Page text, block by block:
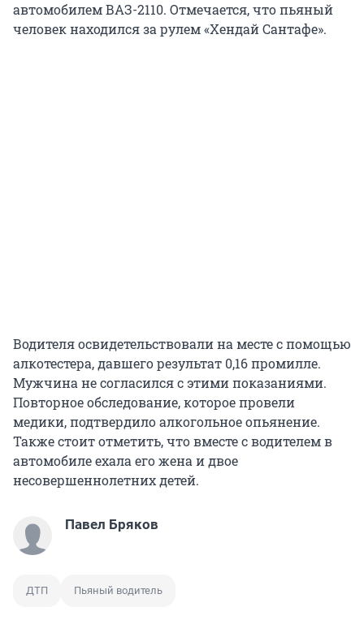
автомобилем ВАЗ-2110. Отмечается, что пьяный
человек находился за рулем «Хендай Сантафе».
Водителя освидетельствовали на месте с помощью
алкотестера, давшего результат 0,16 промилле.
Мужчина не согласился с этими показаниями.
Повторное обследование, которое провели
медики, подтвердило алкогольное опьянение.
Также стоит отметить, что вместе с водителем в
автомобиле ехала его жена и двое
несовершеннолетних детей.
Павел Бряков
ДТП Пьяный водитель